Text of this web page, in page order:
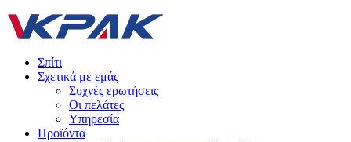
Σπίτι
Σχετικά με εμάς
Συχνές ερωτήσεις
Οι πελάτες
Υπηρεσία
Προϊόντα